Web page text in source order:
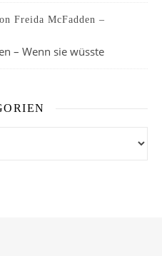
Freida McFadden –
– Wenn sie wüsste